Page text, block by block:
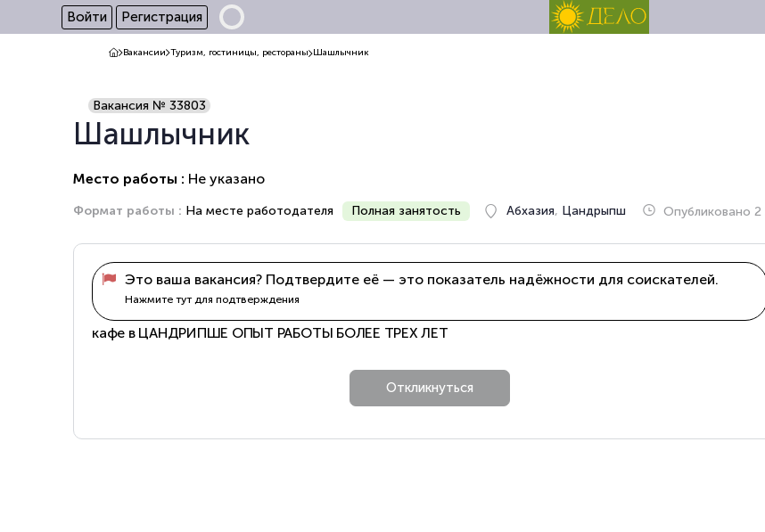
Войти Регистрация
Вакансии Туризм, гостиницы, рестораны Шашлычник
Шашлычник
Место работы : Не указано
Формат работы : На месте работодателя Полная занятость Абхазия, Цандрыпш Опубликовано
Вакансия № 33803
Это ваша вакансия? Подтвердите её — это показатель надёжности для соискателей.
Нажмите тут для подтверждения
кафе в ЦАНДРИПШЕ ОПЫТ РАБОТЫ БОЛЕЕ ТРЕХ ЛЕТ